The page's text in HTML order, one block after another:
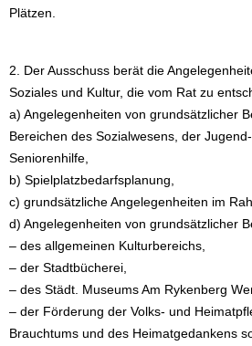
Plätzen.
2. Der Ausschuss berät die
Soziales und Kultur, die vom Rat zu
a) Angelegenheiten von grundsätzlicher
Bereichen des Sozialwesens, der
Seniorenhilfe,
b) Spielplatzbedarfsplanung,
c) grundsätzliche Angelegenheiten im
d) Angelegenheiten von grundsätzlicher
– des allgemeinen Kulturbereichs,
– der Stadtbücherei,
– des Städt. Museums Am Rykenberg
– der Förderung der Volks- und
Brauchtums und des Heimatgedankens